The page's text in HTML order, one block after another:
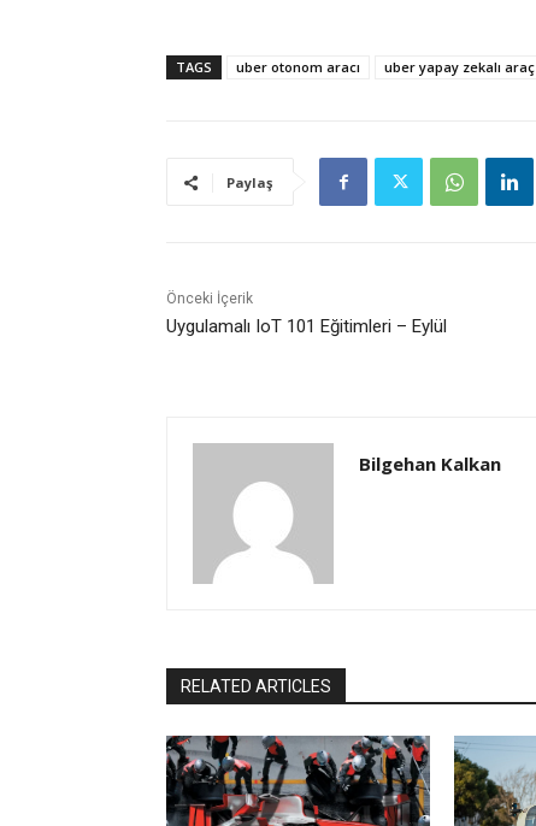
TAGS uber otonom aracı uber yapay zekalı araç
Paylaş
Önceki İçerik
Uygulamalı IoT 101 Eğitimleri – Eylül
Bilgehan Kalkan
RELATED ARTICLES